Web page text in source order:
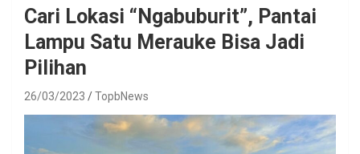
Cari Lokasi “Ngabuburit”, Pantai
Lampu Satu Merauke Bisa Jadi
Pilihan
26/03/2023 TopbNews